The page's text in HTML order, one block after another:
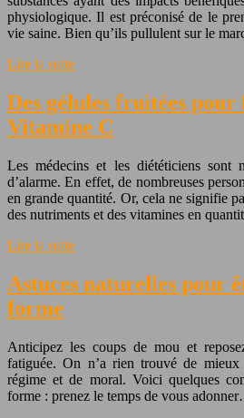
physiologique. Il est préconisé de le
vie saine. Bien qu’ils pullulent sur le
Lire la suite
Des gélules fruitées
Vitamine C
Les médecins et les diététiciens sont
d’alarme. En effet, de nombreuses
en grande quantité. Or, cela ne signifie
des nutriments et des vitamines en
Lire la suite
Astuces naturelles pour
forme
Anticipez les coups de mou et
fatiguée. On n’a rien trouvé de
régime et de moral. Voici quelques
forme : prenez le temps de vous